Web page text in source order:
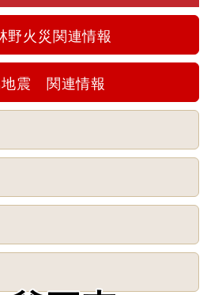
野火災関連情報
地震 関連情報